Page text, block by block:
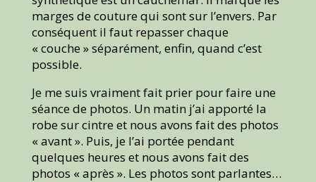
marges de couture qui sont sur l’envers. Par
conséquent il faut repasser chaque
« couche » séparément, enfin, quand c’est
possible.
Je me suis vraiment fait prier pour faire une
séance de photos. Un matin j’ai apporté la
robe sur cintre et nous avons fait des photos
« avant ». Puis, je l’ai portée pendant
quelques heures et nous avons fait des
photos « après ». Les photos sont parlantes…